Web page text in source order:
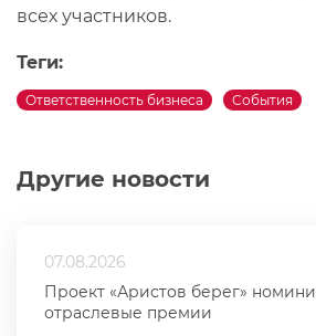
Другие новости
07.08.2026
Проект «Аристов берег»
отраслевые премии
всех участников.
Теги:
Ответственность бизнеса События